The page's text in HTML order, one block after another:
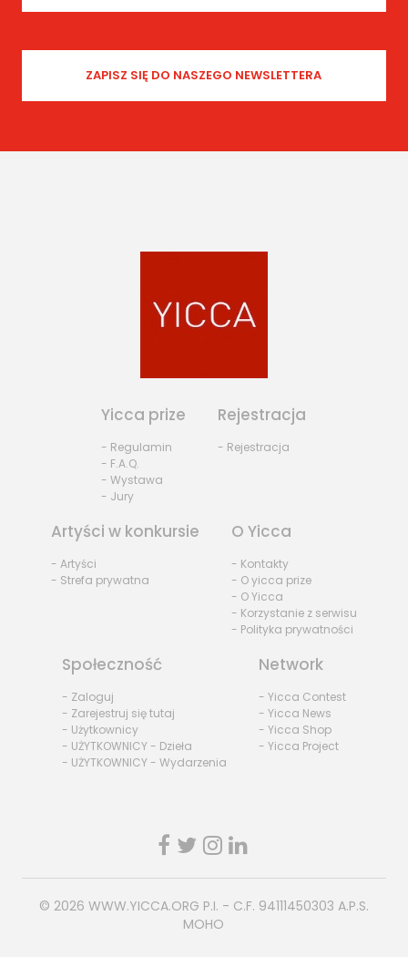
Yicca prize
- Regulamin
- F.A.Q.
- Wystawa
- Jury
Rejestracja
- Rejestracja
Artyści w konkursie
- Artyści
- Strefa prywatna
O Yicca
- Kontakty
- O yicca prize
- O Yicca
- Korzystanie z serwisu
- Polityka prywatności
Społeczność
- Zaloguj
- Zarejestruj się tutaj
- Użytkownicy
- UŻYTKOWNICY - Dzieła
- UŻYTKOWNICY - Wydarzenia
Network
- Yicca Contest
- Yicca News
- Yicca Shop
- Yicca Project
© 2026 WWW.YICCA.ORG P.I. - C.F. 94111450303 A.P.S.
MOHO